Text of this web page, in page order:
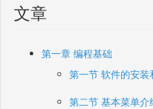
文章
第一章 编程基础
第一节 软件的安装
第二节 基本菜单介